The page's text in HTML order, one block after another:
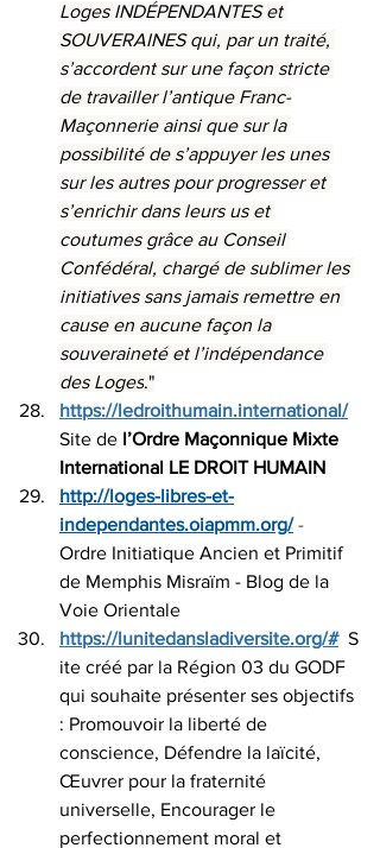
Loges INDÉPENDANTES et
SOUVERAINES qui, par un traité,
s’accordent sur une façon stricte
de travailler l’antique Franc-
Maçonnerie ainsi que sur la
possibilité de s’appuyer les unes
sur les autres pour progresser et
s’enrichir dans leurs us et
coutumes grâce au Conseil
Confédéral, chargé de sublimer les
initiatives sans jamais remettre en
cause en aucune façon la
souveraineté et l’indépendance
des Loges."
https://ledroithumain.international/
Site de l’Ordre Maçonnique Mixte
International LE DROIT HUMAIN
http://loges-libres-et-
independantes.oiapmm.org/ -
Ordre Initiatique Ancien et Primitif
de Memphis Misraïm - Blog de la
Voie Orientale
https://lunitedansladiversite.org/# S
ite créé par la Région 03 du GODF
qui souhaite présenter ses objectifs
: Promouvoir la liberté de
conscience, Défendre la laïcité,
Œuvrer pour la fraternité
universelle, Encourager le
perfectionnement moral et